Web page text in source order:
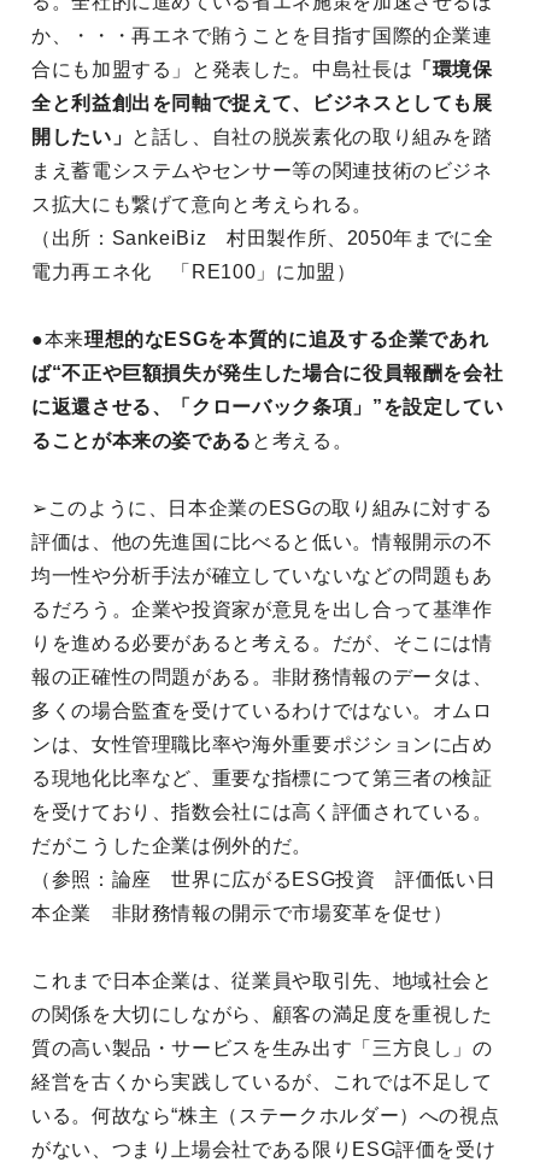
か、・・・再エネで賄うことを目指す国際的企業連
合にも加盟する」と発表した。中島社長は 「環境保
全と利益創出を同軸で捉えて、ビジネスとしても展
開したい」 と話し、自社の脱炭素化の取り組みを踏
まえ蓄電システムやセンサー等の関連技術のビジネ
ス拡大にも繋げて意向と考えられる。
（出所：SankeiBiz 村田製作所、2050年までに全
電力再エネ化 「RE100」に加盟）
●本来理想的なESGを本質的に追及する企業であれ
ば“不正や巨額損失が発生した場合に役員報酬を会社
に返還させる、「クローバック条項」”を設定してい
ることが本来の姿である と考える。
➢このように、日本企業のESGの取り組みに対する
評価は、他の先進国に比べると低い。情報開示の不
均一性や分析手法が確立していないなどの問題もあ
るだろう。企業や投資家が意見を出し合って基準作
りを進める必要があると考える。だが、そこには情
報の正確性の問題がある。非財務情報のデータは、
多くの場合監査を受けているわけではない。オムロ
ンは、女性管理職比率や海外重要ポジションに占め
る現地化比率など、重要な指標につて第三者の検証
を受けており、指数会社には高く評価されている。
だがこうした企業は例外的だ。
（参照：論座 世界に広がるESG投資 評価低い日
本企業 非財務情報の開示で市場変革を促せ）
これまで日本企業は、従業員や取引先、地域社会と
の関係を大切にしながら、顧客の満足度を重視した
質の高い製品・サービスを生み出す「三方良し」の
経営を古くから実践しているが、これでは不足して
いる。何故なら“株主（ステークホルダー）への視点
がない、つまり上場会社である限りESG評価を受け